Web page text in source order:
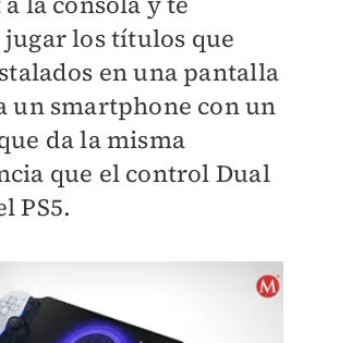
los títulos que
en una pantalla
un smartphone con un
da la misma
que el control Dual
PS5.